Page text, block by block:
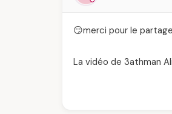
😏merci pour le
La vidéo de 3athman